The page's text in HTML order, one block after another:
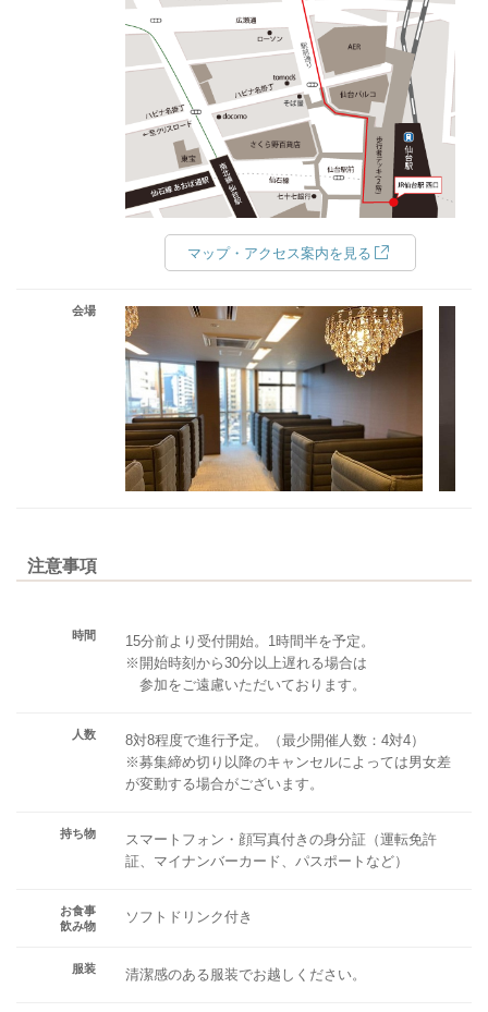
マップ・アクセス案内を見る
会場
注意事項
時間
15分前より受付開始。1時間半を予定。
※開始時刻から30分以上遅れる場合は
参加をご遠慮いただいております。
人数
8対8程度で進行予定。（最少開催人数：4対4）
※募集締め切り以降のキャンセルによっては男女差
が変動する場合がございます。
持ち物
スマートフォン・顔写真付きの身分証（運転免許
証、マイナンバーカード、パスポートなど）
お食事
飲み物
ソフトドリンク付き
服装 清潔感のある服装でお越しください。